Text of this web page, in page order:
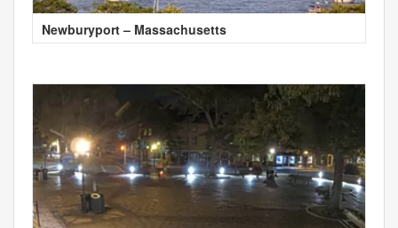
Newburyport – Massachusetts